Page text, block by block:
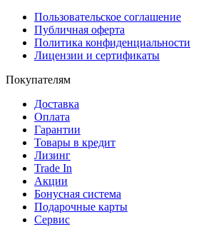
Пользовательское соглашение
Публичная оферта
Политика конфиденциальности
Лицензии и сертификаты
Покупателям
Доставка
Оплата
Гарантии
Товары в кредит
Лизинг
Trade In
Акции
Бонусная система
Подарочные карты
Сервис